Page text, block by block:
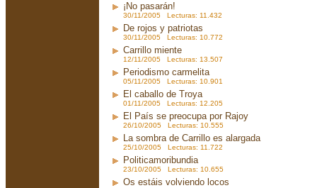
¡No pasarán!
30/11/2005 Lecturas: 11.432
De rojos y patriotas
30/11/2005 Lecturas: 10.772
Carrillo miente
12/11/2005 Lecturas: 13.507
Periodismo carmelita
05/11/2005 Lecturas: 10.901
El caballo de Troya
01/11/2005 Lecturas: 12.205
El País se preocupa por Rajoy
26/10/2005 Lecturas: 10.555
La sombra de Carrillo es alargada
25/10/2005 Lecturas: 11.722
Politicamoribundia
23/10/2005 Lecturas: 10.655
Os estáis volviendo locos